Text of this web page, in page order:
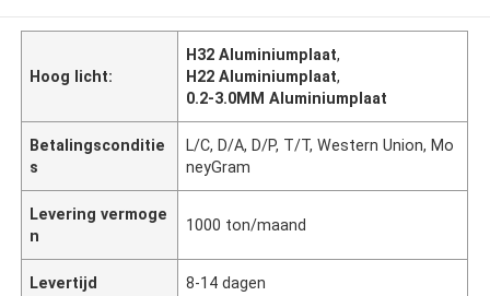
Hoog licht:
H32 Aluminiumplaat,
H22 Aluminiumplaat,
0.2-3.0MM Aluminiumplaat
Betalingsconditie
s
L/C, D/A, D/P, T/T, Western Union, Mo
neyGram
Levering vermoge
n
1000 ton/maand
Levertijd 8-14 dagen